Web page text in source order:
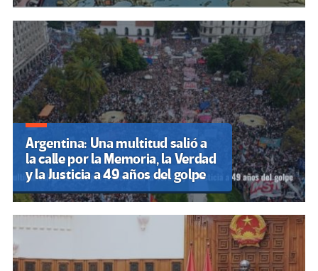
Argentina: Una multitud salió a
la calle por la Memoria, la Verdad
y la Justicia a 49 años del golpe